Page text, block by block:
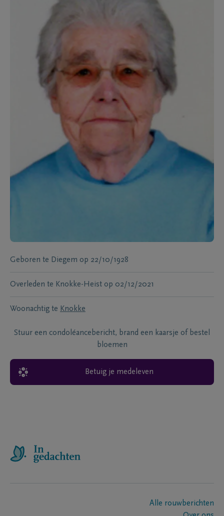
Geboren te Diegem op 22/10/1928
Overleden te Knokke-Heist op 02/12/2021
Woonachtig te Knokke
Stuur een condoléancebericht, brand een kaarsje of bestel
bloemen
Betuig je medeleven
Alle rouwberichten